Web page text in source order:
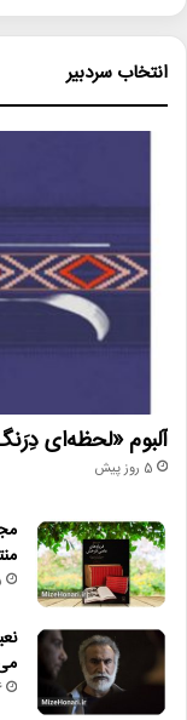
انتخاب سردبیر
آلبوم «لحظه‌ای
5 روز پیش
5
6